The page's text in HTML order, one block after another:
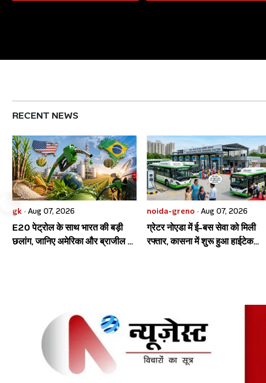
RECENT NEWS
gk · Aug 07, 2026
E20 पेट्रोल के साथ भारत की बड़ी
छलांग, जानिए अमेरिका और ब्राजील से
noida-greno ·Aug 07, 2026
ग्रेटर नोएडा में ई-बस सेवा को मिली
रफ्तार, कासना में शुरू हुआ हाईटेक